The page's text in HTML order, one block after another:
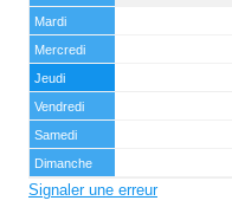
Mardi
Mercredi
Jeudi
Vendredi
Samedi
Dimanche
Signaler une erreur